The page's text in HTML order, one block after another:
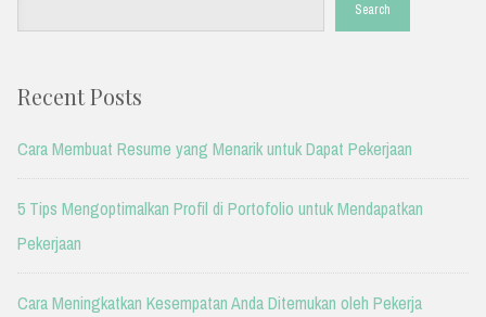
Search
Recent Posts
Cara Membuat Resume yang Menarik untuk Dapat Pekerjaan
5 Tips Mengoptimalkan Profil di Portofolio untuk Mendapatkan
Pekerjaan
Cara Meningkatkan Kesempatan Anda Ditemukan oleh Pekerja